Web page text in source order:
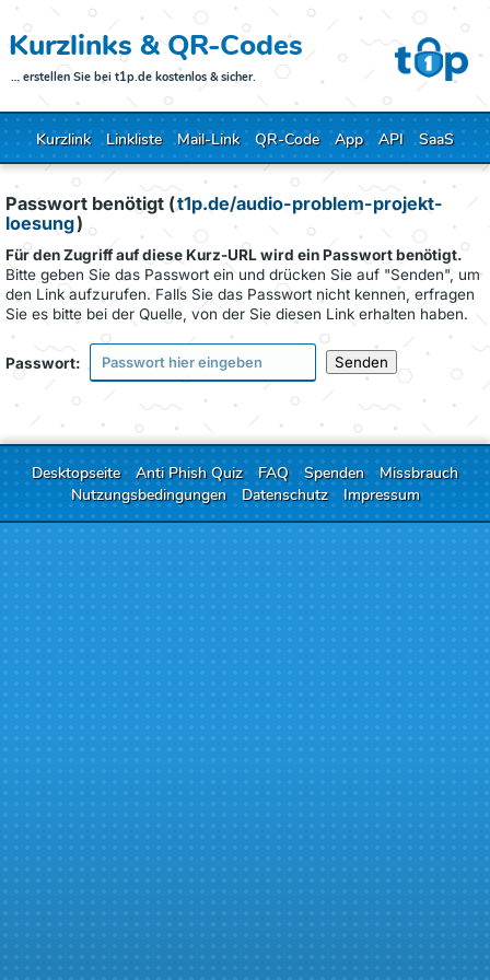
Kurzlinks & QR-Codes
… erstellen Sie bei t1p.de kostenlos & sicher.
Kurzlink Linkliste Mail-Link QR-Code App API SaaS
Passwort benötigt (t1p.de/audio-problem-projekt-
loesung)
Für den Zugriff auf diese Kurz-URL wird ein Passwort benötigt.
Bitte geben Sie das Passwort ein und drücken Sie auf "Senden", um
den Link aufzurufen. Falls Sie das Passwort nicht kennen, erfragen
Sie es bitte bei der Quelle, von der Sie diesen Link erhalten haben.
Passwort:
Desktopseite Anti Phish Quiz FAQ Spenden
Missbrauch
Nutzungsbedingungen
Datenschutz Impressum